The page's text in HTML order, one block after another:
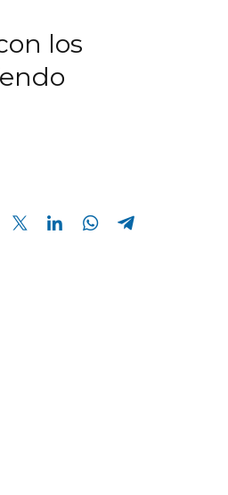
los
Compartir en Twitter Compartir en Linkedin Compartir en Whatsapp